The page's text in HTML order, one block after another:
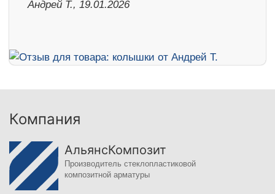
Андрей Т., 19.01.2026
Компания
АльянсКомпозит
Производитель стеклопластиковой
композитной арматуры